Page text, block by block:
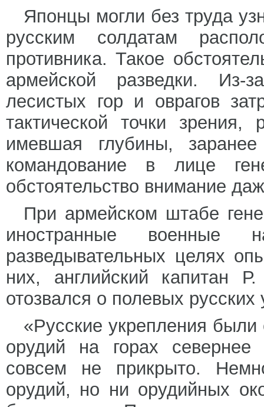
Японцы могли без труда
русским солдатам
противника. Такое
армейской разведки. Из-
лесистых гор и оврагов
тактической точки
имевшая глубины,
командование в лице
обстоятельство внимание
При армейском штабе
иностранные военные
разведывательных целях
них, английский капитан
отозвался о полевых
«Русские укрепления
орудий на горах
совсем не прикрыто.
орудий, но ни орудийных